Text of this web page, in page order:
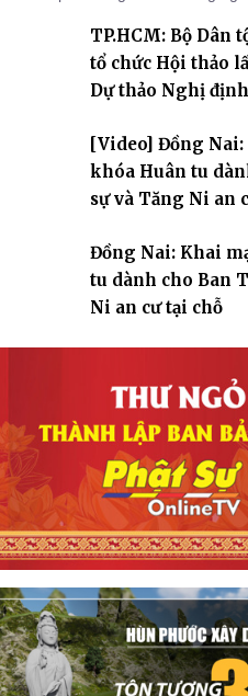
dành cho chư Tăng hành giả an
VIII và trường hạ chùa Quốc Ân
TP.HCM: Bộ Dân
tổ chức Hội thảo
Dự thảo Nghị
giáo
[Video] Đồng
khóa Huân tu
sự và Tăng Ni an
Đồng Nai: Khai
tu dành cho Ban
Ni an cư tại chỗ